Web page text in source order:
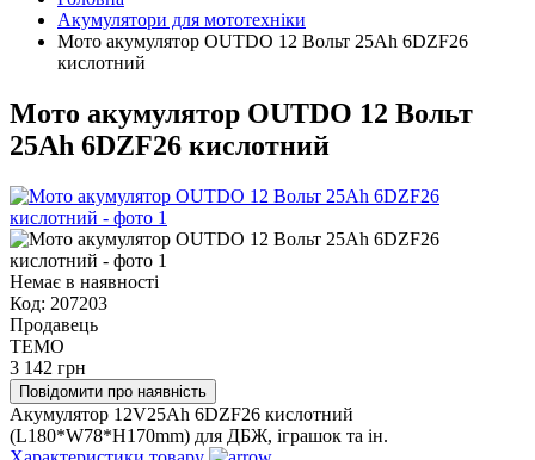
Акумулятори для мототехніки
Мото акумулятор OUTDO 12 Вольт 25Ah 6DZF26
кислотний
Мото акумулятор OUTDO 12 Вольт
25Ah 6DZF26 кислотний
Немає в наявності
Код: 207203
Продавець
TEMO
3 142 грн
Повідомити про наявність
Акумулятор 12V25Ah 6DZF26 кислотний
(L180*W78*H170mm) для ДБЖ, іграшок та ін.